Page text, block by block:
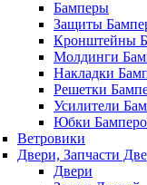
Бамперы
Защиты
Кронштейны
Молдинги
Накладки
Решетки
Усилители
Юбки
Ветровики
Двери, Запчасти
Двери